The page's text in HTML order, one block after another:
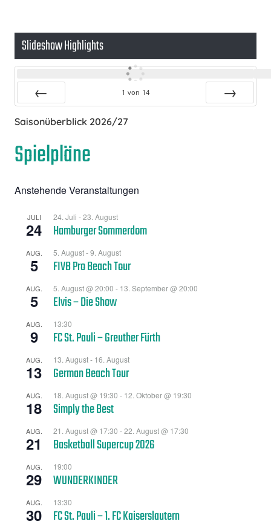
Slideshow Highlights
1 von 14
Saisonüberblick 2026/27
Spielpläne
Anstehende Veranstaltungen
JULI
24
24. Juli -23. August
Hamburger Sommerdom
AUG.
5
5. August-9. August
FIVB Pro Beach Tour
AUG.
5
5. August @ 20:00 - 13. September @ 20:00
Elvis – Die Show
AUG.
9
13:30
FC St. Pauli – Greuther Fürth
AUG.
13
13. August- 16. August
German Beach Tour
AUG.
18
18. August @ 19:30 - 12. Oktober @ 19:30
Simply the Best
AUG.
21
21. August @ 17:30 -22. August @ 17:30
Basketball Supercup 2026
AUG.
29
19:00
WUNDERKINDER
AUG.
30
13:30
FC St. Pauli – 1. FC Kaiserslautern